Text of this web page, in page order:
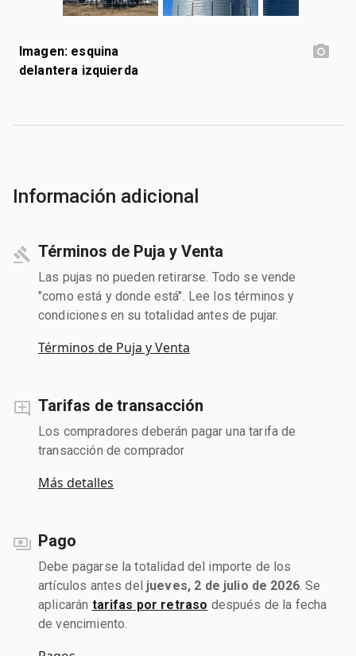
Imagen: esquina
delantera izquierda
Información adicional
Términos de Puja y Venta
Las pujas no pueden retirarse. Todo se vende
"como está y donde está". Lee los términos y
condiciones en su totalidad antes de pujar.
Términos de Puja y Venta
Tarifas de transacción
Los compradores deberán pagar una tarifa de
transacción de comprador
Más detalles
Pago
Debe pagarse la totalidad del importe de los
artículos antes del jueves, 2 de julio de 2026. Se
aplicarán tarifas por retraso después de la fecha
de vencimiento.